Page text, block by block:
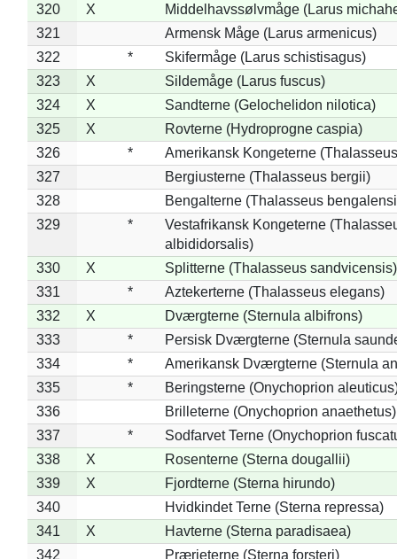
320
X
Middelhavssølvmåge (Larus
321
Armensk Måge (Larus armenicus)
322
*
Skifermåge (Larus schistisagus)
323
X
Sildemåge (Larus fuscus)
324
X
Sandterne (Gelochelidon nilotica)
325
X
Rovterne (Hydroprogne caspia)
326
*
Amerikansk Kongeterne
327
Bergiusterne (Thalasseus bergii)
328
Bengalterne (Thalasseus
329
*
Vestafrikansk Kongeterne
albididorsalis)
330
X
Splitterne (Thalasseus sandvicensis)
331
*
Aztekerterne (Thalasseus elegans)
332
X
Dværgterne (Sternula albifrons)
333
*
Persisk Dværgterne (Sternula
334
*
Amerikansk Dværgterne (Sternula
335
*
Beringsterne (Onychoprion
336
Brilleterne (Onychoprion anaethetus)
337
*
Sodfarvet Terne (Onychoprion
338
X
Rosenterne (Sterna dougallii)
339
X
Fjordterne (Sterna hirundo)
340
Hvidkindet Terne (Sterna repressa)
341
X
Havterne (Sterna paradisaea)
342
Prærieterne (Sterna forsteri)